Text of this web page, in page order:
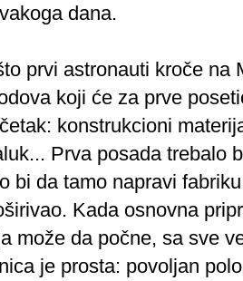
dana.
prvi astronauti kroče na
koji će za prve
konstrukcioni
Prva posada trebalo
bi da tamo napravi
Kada osnovna
može da počne, sa sve
je prosta: povoljan